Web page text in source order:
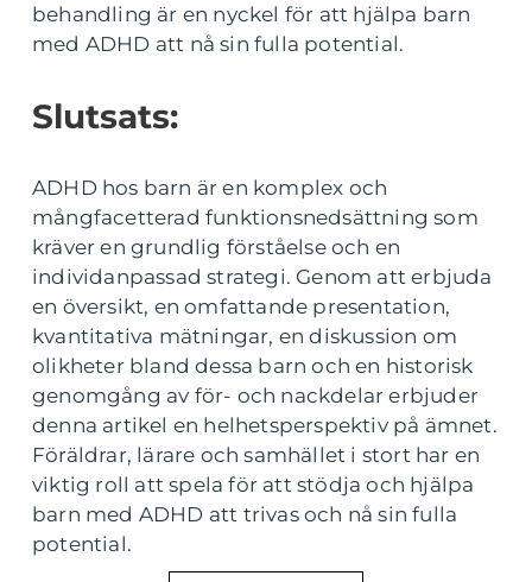
behandling är en nyckel för att hjälpa barn
med ADHD att nå sin fulla potential.
Slutsats:
ADHD hos barn är en komplex och
mångfacetterad funktionsnedsättning som
kräver en grundlig förståelse och en
individanpassad strategi. Genom att erbjuda
en översikt, en omfattande presentation,
kvantitativa mätningar, en diskussion om
olikheter bland dessa barn och en historisk
genomgång av för- och nackdelar erbjuder
denna artikel en helhetsperspektiv på ämnet.
Föräldrar, lärare och samhället i stort har en
viktig roll att spela för att stödja och hjälpa
barn med ADHD att trivas och nå sin fulla
potential.